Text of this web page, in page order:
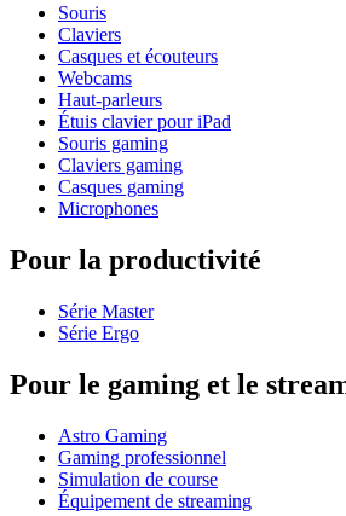
Souris
Claviers
Casques et écouteurs
Webcams
Haut-parleurs
Étuis clavier pour iPad
Souris gaming
Claviers gaming
Casques gaming
Microphones
Pour la productivité
Série Master
Série Ergo
Pour le gaming et le
Astro Gaming
Gaming professionnel
Simulation de course
Équipement de streaming